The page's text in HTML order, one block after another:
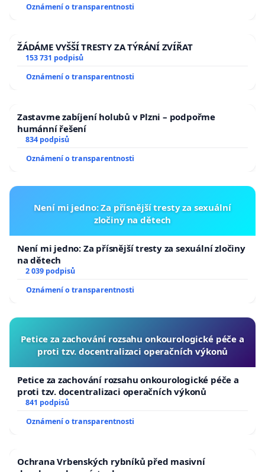
Oznámení o transparentnosti
ŽÁDÁME VYŠŠÍ TRESTY ZA TÝRÁNÍ ZVÍŘAT
153 731 podpisů
Oznámení o transparentnosti
Zastavme zabíjení holubů v Plzni – podpořme
humánní řešení
834 podpisů
Oznámení o transparentnosti
Není mi jedno: Za přísnější tresty za sexuální
zločiny na dětech
Není mi jedno: Za přísnější tresty za sexuální zločiny
na dětech
2 039 podpisů
Oznámení o transparentnosti
Petice za zachování rozsahu onkourologické péče a
proti tzv. docentralizaci operačních výkonů
Petice za zachování rozsahu onkourologické péče a
proti tzv. docentralizaci operačních výkonů
841 podpisů
Oznámení o transparentnosti
Ochrana Vrbenských rybníků před masivní